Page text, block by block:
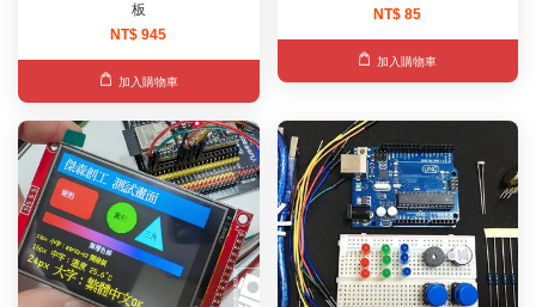
板
NT$ 945
加入購物車
NT$ 85
加入購物車